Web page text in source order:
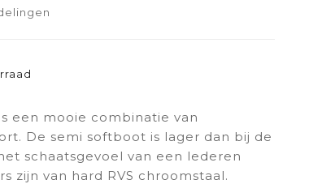
een mooie combinatie van
De semi softboot is lager dan bij de
schaatsgevoel van een lederen
zijn van hard RVS chroomstaal.